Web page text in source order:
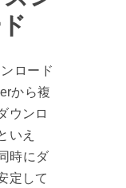
ロード
から複
ウンロ
いえ
時にダ
定して